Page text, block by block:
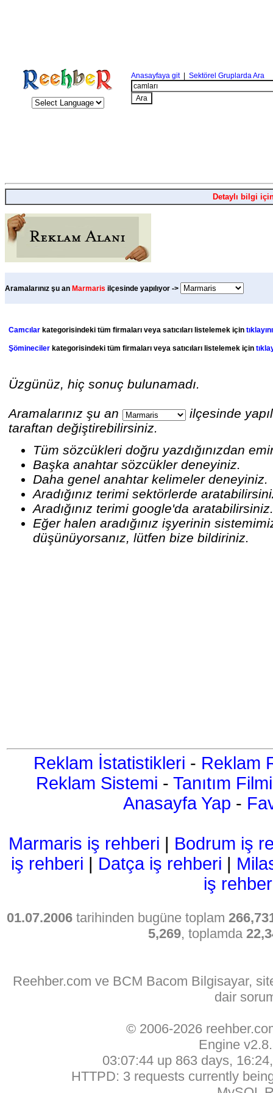
Anasayfaya git| Sektörel Gruplarda Ara
Detaylı bilgi
Aramalarınız şu an Marmaris ilçesinde yapılıyor ->
Camcılar kategorisindeki tüm firmaları veya satıcıları listelemek için
Şömineciler kategorisindeki tüm firmaları veya satıcıları listelemek için
Üzgünüz, hiç sonuç bulunamadı.
Aramalarınız şu an
ilçesinde
taraftan değiştirebilirsiniz.
Tüm sözcükleri doğru yazdığınızdan
Başka anahtar sözcükler deneyiniz.
Daha genel anahtar kelimeler deneyiniz.
Aradığınız terimi sektörlerde
Aradığınız terimi google'da
Eğer halen aradığınız işyerinin
düşünüyorsanız, lütfen bize bildiriniz.
Reklam İstatistikleri - Reklam
Reklam Sistemi - Tanıtım Filmi
Anasayfa Yap -
Marmaris iş rehberi | Bodrum iş
iş rehberi | Datça iş rehberi |
iş
01.07.2006 tarihinden bugüne toplam
5,269, toplamda
Reehber.com ve BCM Bacom Bilgisayar,
dair
© 2006-2026
Engine
03:07:44 up 863 days,
HTTPD: 3 requests currently